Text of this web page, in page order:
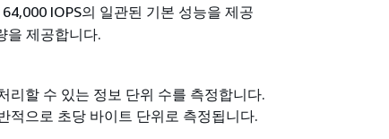
IOPS의 일관된 기본 성능을 제공
을 제공합니다.
리할 수 있는 정보 단위 수를 측정합니다.
적으로 초당 바이트 단위로 측정됩니다.